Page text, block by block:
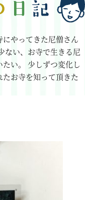
やってきた尼僧さん
ない、お寺で生きる尼
い。
少しずつ変化し
お寺を知って頂きた